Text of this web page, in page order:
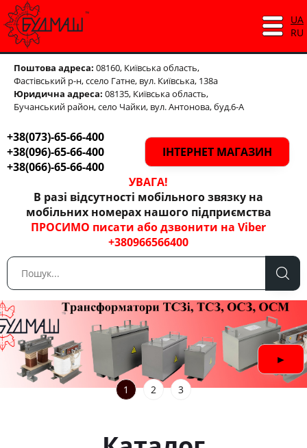
Поштова адреса: 08160, Київська область,
Фастівський р-н,ссело Гатне, вул. Київська, 138а
Юридична адреса: 08135, Київська область,
Бучанський район, село Чайки, вул. Антонова, буд.6-А
+38(073)-65-66-400
+38(096)-65-66-400
+38(066)-65-66-400
ІНТЕРНЕТ МАГАЗИН
УВАГА!
В разі відсутності мобільного звязку на
мобільних номерах нашого підприємства
ПРОСИМО писати або дзвонити на Viber
+380966566400
UA
RU
◄ ►
1 2 3